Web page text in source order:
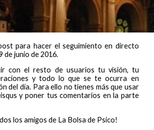
para hacer el seguimiento en directo
de junio de 2016.
con el resto de usuarios tu visión, tu
y todo lo que se te ocurra en
del día. Para ello no tienes más que usar
y poner tus comentarios en la parte
los amigos de La Bolsa de Psico!